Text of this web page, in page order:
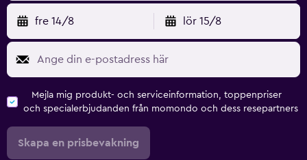
fre 14/8 lör 15/8
Mejla mig produkt- och serviceinformation, toppenpriser
och specialerbjudanden från momondo och dess resepartners
Skapa en prisbevakning